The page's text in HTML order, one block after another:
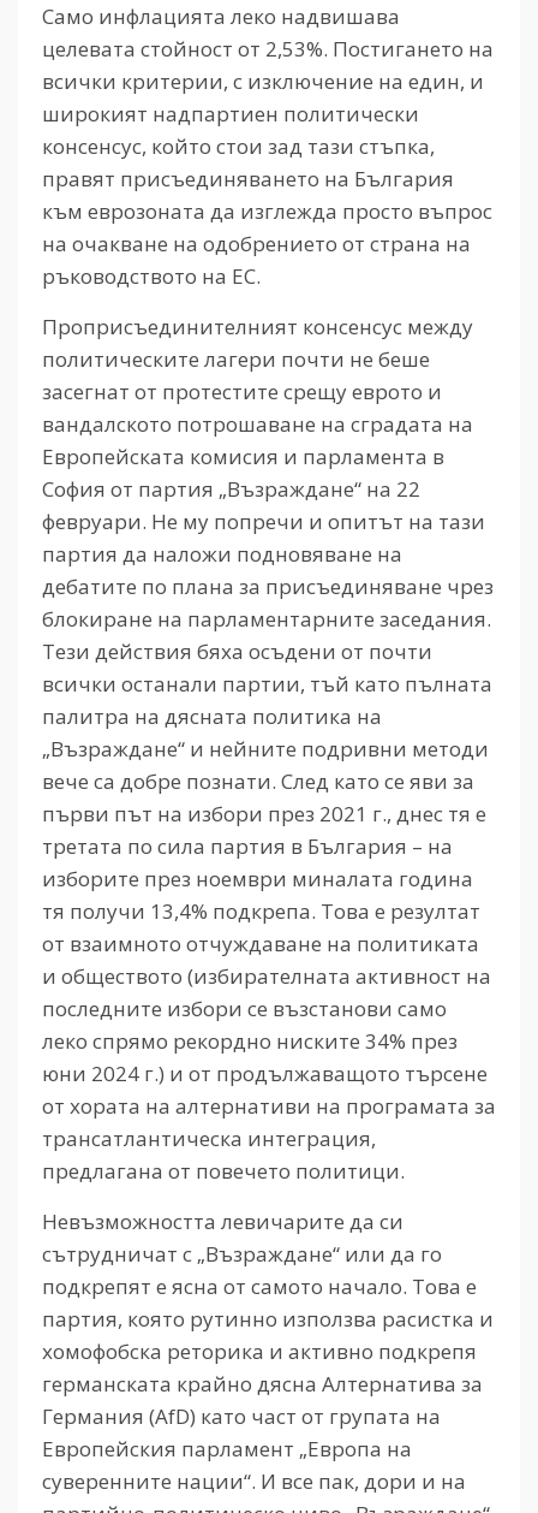
Само инфлацията леко надвишава
целевата стойност от 2,53%. Постигането на
всички критерии, с изключение на един, и
широкият надпартиен политически
консенсус, който стои зад тази стъпка,
правят присъединяването на България
към еврозоната да изглежда просто въпрос
на очакване на одобрението от страна на
ръководството на ЕС.
Проприсъединителният консенсус между
политическите лагери почти не беше
засегнат от протестите срещу еврото и
вандалското потрошаване на сградата на
Европейската комисия и парламента в
София от партия „Възраждане“ на 22
февруари. Не му попречи и опитът на тази
партия да наложи подновяване на
дебатите по плана за присъединяване чрез
блокиране на парламентарните заседания.
Тези действия бяха осъдени от почти
всички останали партии, тъй като пълната
палитра на дясната политика на
„Възраждане“ и нейните подривни методи
вече са добре познати. След като се яви за
първи път на избори през 2021 г., днес тя е
третата по сила партия в България – на
изборите през ноември миналата година
тя получи 13,4% подкрепа. Това е резултат
от взаимното отчуждаване на политиката
и обществото (избирателната активност на
последните избори се възстанови само
леко спрямо рекордно ниските 34% през
юни 2024 г.) и от продължаващото търсене
от хората на алтернативи на програмата за
трансатлантическа интеграция,
предлагана от повечето политици.
Невъзможността левичарите да си
сътрудничат с „Възраждане“ или да го
подкрепят е ясна от самото начало. Това е
партия, която рутинно използва расистка и
хомофобска реторика и активно подкрепя
германската крайно дясна Алтернатива за
Германия (AfD) като част от групата на
Европейския парламент „Европа на
суверенните нации“. И все пак, дори и на